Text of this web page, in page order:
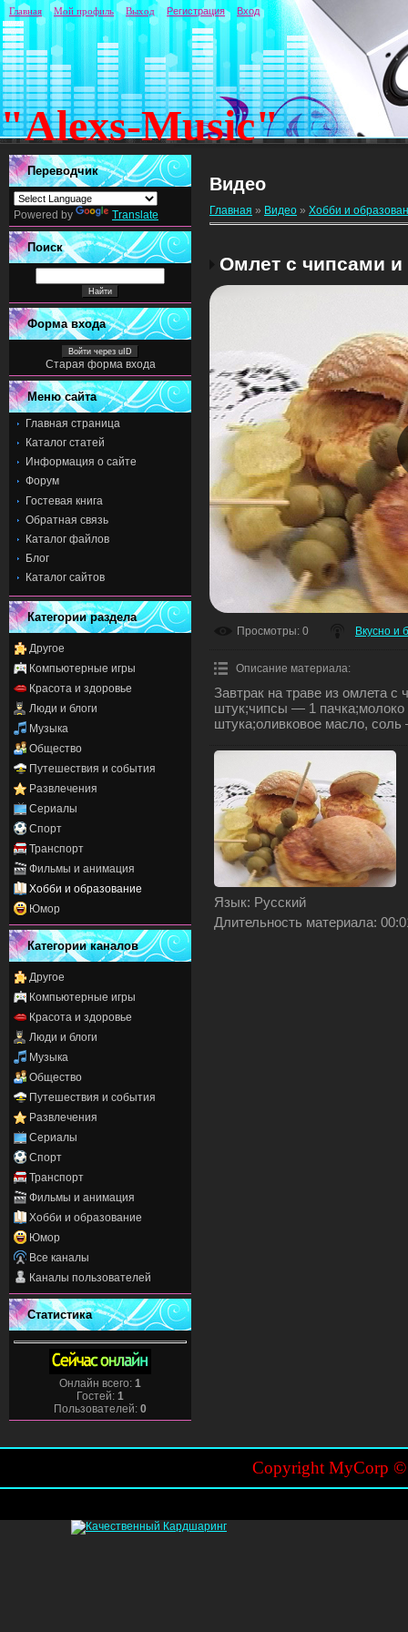
"Alexs-Music"
Главная Мой профиль Выход Регистрация Вход
Переводчик
Powered by Translate
Поиск
Форма входа
Войти через uID
Старая форма входа
Меню сайта
Главная страница
Каталог статей
Информация о сайте
Форум
Гостевая книга
Обратная связь
Каталог файлов
Блог
Каталог сайтов
Категории раздела
Другое
Компьютерные игры
Красота и здоровье
Люди и блоги
Музыка
Общество
Путешествия и события
Развлечения
Сериалы
Спорт
Транспорт
Фильмы и анимация
Хобби и образование
Юмор
Категории каналов
Другое
Компьютерные игры
Красота и здоровье
Люди и блоги
Музыка
Общество
Путешествия и события
Развлечения
Сериалы
Спорт
Транспорт
Фильмы и анимация
Хобби и образование
Юмор
Все каналы
Каналы пользователей
Статистика
Онлайн всего: 1
Гостей: 1
Пользователей: 0
Видео
Главная » Видео » Хобби и
Омлет с чипсами
Просмотры: 0 Вкусно и
Описание материала:
Завтрак на траве из омлета
штук;чипсы — 1
штука;оливковое масло, соль
Язык: Русский
Длительность материала:
Copyright MyCorp